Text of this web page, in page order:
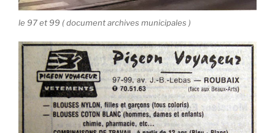
le 97 et 99 ( document archives municipales )